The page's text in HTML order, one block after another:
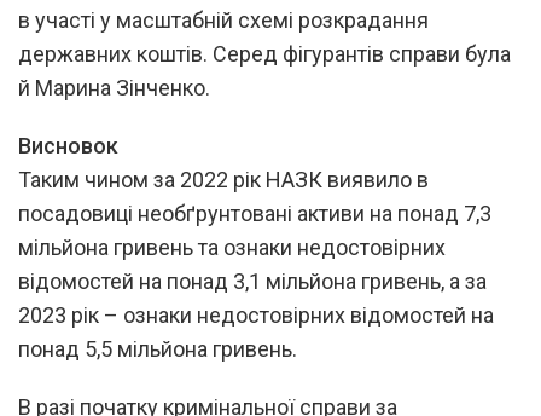
в участі у масштабній схемі розкрадання
державних коштів. Серед фігурантів справи була
й Марина Зінченко.
Висновок
Таким чином за 2022 рік НАЗК виявило в
посадовиці необґрунтовані активи на понад 7,3
мільйона гривень та ознаки недостовірних
відомостей на понад 3,1 мільйона гривень, а за
2023 рік – ознаки недостовірних відомостей на
понад 5,5 мільйона гривень.
В разі початку кримінальної справи за